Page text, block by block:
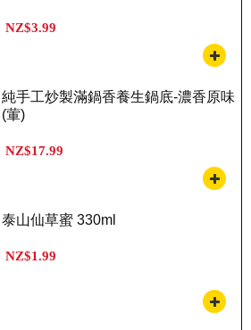
NZ$3.99
純手工炒製滿鍋香養生鍋底-濃香原味
(葷)
NZ$17.99
泰山仙草蜜 330ml
NZ$1.99